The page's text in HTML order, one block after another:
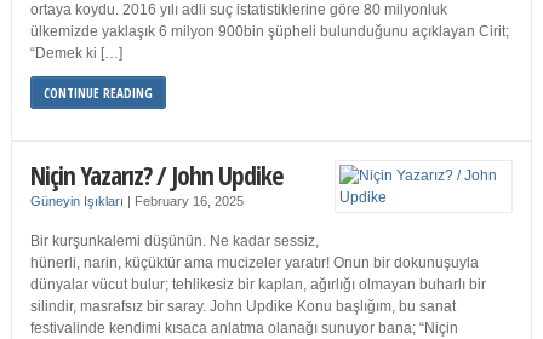
ortaya koydu. 2016 yılı adli suç istatistiklerine göre 80 milyonluk
ülkemizde yaklaşık 6 milyon 900bin şüpheli bulunduğunu açıklayan Cirit;
“Demek ki […]
CONTINUE READING
Niçin Yazarız? / John Updike
Güneyin Işıkları | February 16, 2025
Bir kurşunkalemi düşünün. Ne kadar sessiz,
hünerli, narin, küçüktür ama mucizeler yaratır! Onun bir dokunuşuyla
dünyalar vücut bulur; tehlikesiz bir kaplan, ağırlığı olmayan buharlı bir
silindir, masrafsız bir saray. John Updike Konu başlığım, bu sanat
festivalinde kendimi kısaca anlatma olanağı sunuyor bana; “Niçin